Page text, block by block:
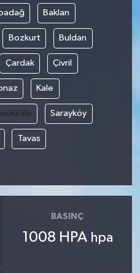
Baklan
Bozkurt Buldan
Çardak Çivril
Kale
Sarayköy
Tavas
BASINÇ
1008 HPA hpa